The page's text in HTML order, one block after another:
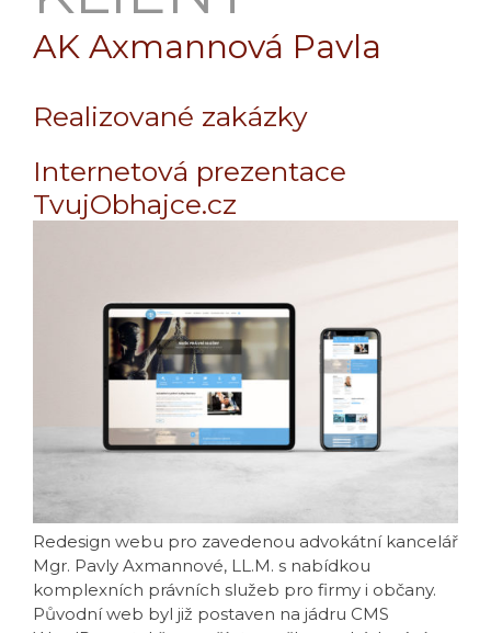
AK Axmannová Pavla
Realizované zakázky
Internetová prezentace
TvujObhajce.cz
Redesign webu pro zavedenou advokátní kancelář
Mgr. Pavly Axmannové, LL.M. s nabídkou
komplexních právních služeb pro firmy i občany.
Původní web byl již postaven na jádru CMS